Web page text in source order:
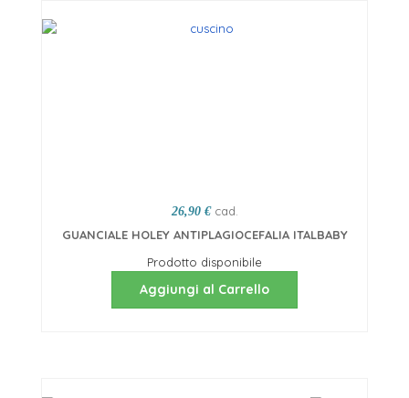
26,90 € cad.
GUANCIALE HOLEY ANTIPLAGIOCEFALIA ITALBABY
Prodotto disponibile
Aggiungi al Carrello